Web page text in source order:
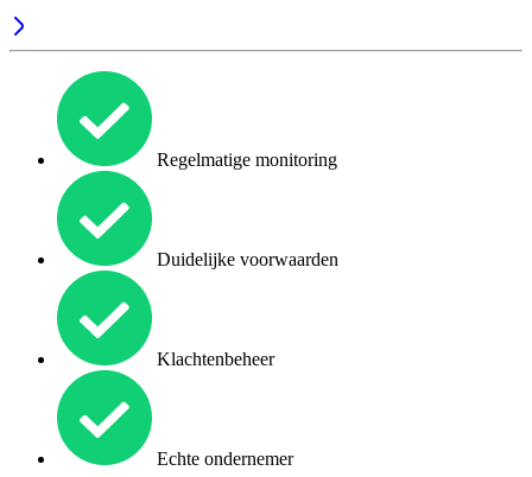
Regelmatige monitoring
Duidelijke voorwaarden
Klachtenbeheer
Echte ondernemer